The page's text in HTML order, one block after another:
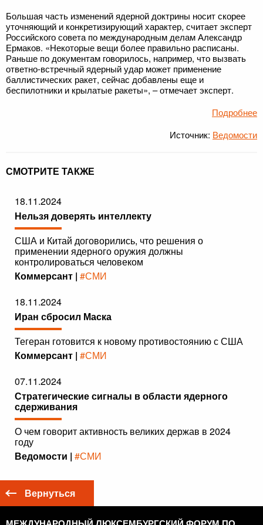
Большая часть изменений ядерной доктрины носит скорее
уточняющий и конкретизирующий характер, считает эксперт
Российского совета по международным делам Александр
Ермаков. «Некоторые вещи более правильно расписаны.
Раньше по документам говорилось, например, что вызвать
ответно-встречный ядерный удар может применение
баллистических ракет, сейчас добавлены еще и
беспилотники и крылатые ракеты», – отмечает эксперт.
Подробнее
Источник: Ведомости
СМОТРИТЕ ТАКЖЕ
18.11.2024
Нельзя доверять интеллекту
США и Китай договорились, что решения о
применении ядерного оружия должны
контролироваться человеком
Коммерсант | #СМИ
18.11.2024
Иран сбросил Маска
Тегеран готовится к новому противостоянию с США
Коммерсант | #СМИ
07.11.2024
Стратегические сигналы в области ядерного
сдерживания
О чем говорит активность великих держав в 2024
году
Ведомости | #СМИ
Вернуться